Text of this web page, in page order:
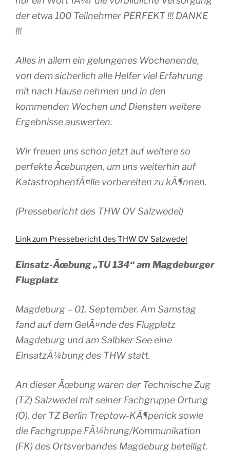
der etwa 100 Teilnehmer PERFEKT !!! DANKE
!!!
Alles in allem ein gelungenes Wochenende,
von dem sicherlich alle Helfer viel Erfahrung
mit nach Hause nehmen und in den
kommenden Wochen und Diensten weitere
Ergebnisse auswerten.
Wir freuen uns schon jetzt auf weitere so
perfekte Ãœbungen, um uns weiterhin auf
KatastrophenfÃ¤lle vorbereiten zu kÃ¶nnen.
(Pressebericht des THW OV Salzwedel)
Link zum Pressebericht des THW OV Salzwedel
Einsatz-Ãœbung „TU 134“ am Magdeburger
Flugplatz
Magdeburg – 01. September. Am Samstag
fand auf dem GelÃ¤nde des Flugplatz
Magdeburg und am Salbker See eine
EinsatzÃ¼bung des THW statt.
An dieser Ãœbung waren der Technische Zug
(TZ) Salzwedel mit seiner Fachgruppe Ortung
(O), der TZ Berlin Treptow-KÃ¶penick sowie
die Fachgruppe FÃ¼hrung/Kommunikation
(FK) des Ortsverbandes Magdeburg beteiligt.